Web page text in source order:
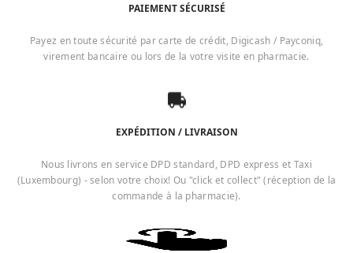
PAIEMENT SÉCURISÉ
Payez en toute sécurité par carte de crédit, Digicash / Payconiq,
virement bancaire ou lors de la votre visite en pharmacie.
EXPÉDITION / LIVRAISON
Nous livrons en service DPD standard, DPD express et Taxi
(Luxembourg) - selon votre choix! Ou "click et collect" (réception de la
commande à la pharmacie).